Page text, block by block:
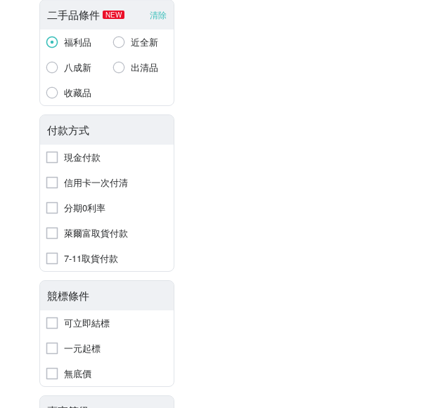
二手品條件 NEW 清除
福利品
近全新
八成新
出清品
收藏品
付款方式
現金付款
信用卡一次付清
分期0利率
萊爾富取貨付款
7-11取貨付款
競標條件
可立即結標
一元起標
無底價